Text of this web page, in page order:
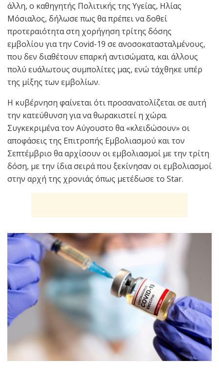
άλλη, ο καθηγητής Πολιτικής της Υγείας, Ηλίας
Μόσιαλος, δήλωσε πως θα πρέπει να δοθεί
προτεραιότητα στη χορήγηση τρίτης δόσης
εμβολίου για την Covid-19 σε ανοσοκατασταλμένους,
που δεν διαθέτουν επαρκή αντισώματα, και άλλους
πολύ ευάλωτους συμπολίτες μας, ενώ τάχθηκε υπέρ
της μίξης των εμβολίων.
Η κυβέρνηση φαίνεται ότι προσανατολίζεται σε αυτή
την κατεύθυνση για να θωρακιστεί η χώρα.
Συγκεκριμένα τον Αύγουστο θα «κλειδώσουν» οι
αποφάσεις της Επιτροπής Εμβολιασμού και τον
Σεπτέμβριο θα αρχίσουν οι εμβολιασμοί με την τρίτη
δόση, με την ίδια σειρά που ξεκίνησαν οι εμβολιασμοί
στην αρχή της χρονιάς όπως μετέδωσε το Star.